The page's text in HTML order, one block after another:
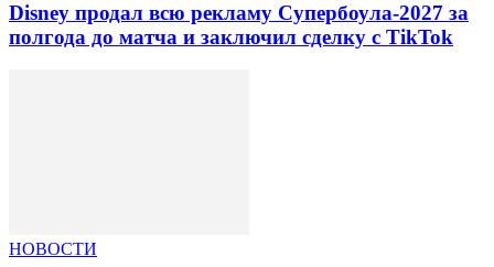
Disney продал всю рекламу Супербоула-2027 за
полгода до матча и заключил сделку с TikTok
НОВОСТИ